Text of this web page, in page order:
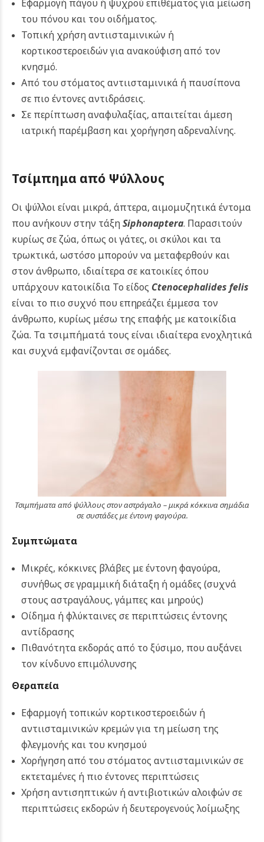
Εφαρμογή πάγου ή ψυχρού επιθέματος για μείωση
του πόνου και του οιδήματος.
Τοπική χρήση αντιισταμινικών ή
κορτικοστεροειδών για ανακούφιση από τον
κνησμό.
Από του στόματος αντιισταμινικά ή παυσίπονα
σε πιο έντονες αντιδράσεις.
Σε περίπτωση αναφυλαξίας, απαιτείται άμεση
ιατρική παρέμβαση και χορήγηση αδρεναλίνης.
Τσίμπημα από Ψύλλους
Οι ψύλλοι είναι μικρά, άπτερα, αιμομυζητικά έντομα
που ανήκουν στην τάξηSiphonaptera. Παρασιτούν
κυρίως σε ζώα, όπως οι γάτες, οι σκύλοι και τα
τρωκτικά, ωστόσο μπορούν να μεταφερθούν και
στον άνθρωπο, ιδιαίτερα σε κατοικίες όπου
υπάρχουν κατοικίδια Το είδος Ctenocephalides felis
είναι το πιο συχνό που επηρεάζει έμμεσα τον
άνθρωπο, κυρίως μέσω της επαφής με κατοικίδια
ζώα. Τα τσιμπήματά τους είναι ιδιαίτερα ενοχλητικά
και συχνά εμφανίζονται σε ομάδες.
Τσιμπήματα από ψύλλους στον αστράγαλο – μικρά κόκκινα σημάδια
σε συστάδες με έντονη φαγούρα.
Συμπτώματα
Μικρές, κόκκινες βλάβες με έντονη φαγούρα,
συνήθως σε γραμμική διάταξη ή ομάδες (συχνά
στους αστραγάλους, γάμπες και μηρούς)
Οίδημα ή φλύκταινες σε περιπτώσεις έντονης
αντίδρασης
Πιθανότητα εκδοράς από το ξύσιμο, που αυξάνει
τον κίνδυνο επιμόλυνσης
Θεραπεία
Εφαρμογή τοπικών κορτικοστεροειδών ή
αντιισταμινικών κρεμών για τη μείωση της
φλεγμονής και του κνησμού
Χορήγηση από του στόματος αντιισταμινικών σε
εκτεταμένες ή πιο έντονες περιπτώσεις
Χρήση αντισηπτικών ή αντιβιοτικών αλοιφών σε
περιπτώσεις εκδορών ή δευτερογενούς λοίμωξης